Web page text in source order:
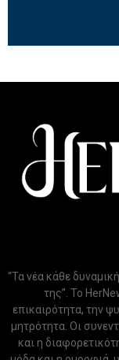
“Τα νέα κάθε
της”. Το
επικαιρότητα, την
μητρότητα. Οι
και η